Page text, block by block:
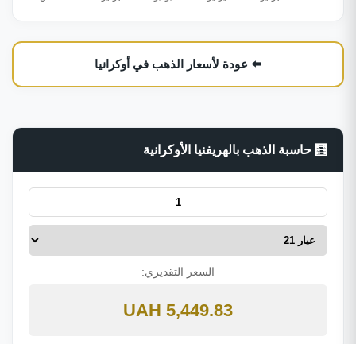
⬅️ عودة لأسعار الذهب في أوكرانيا
🧮 حاسبة الذهب بالهريفنيا الأوكرانية
السعر التقديري:
5,449.83 UAH